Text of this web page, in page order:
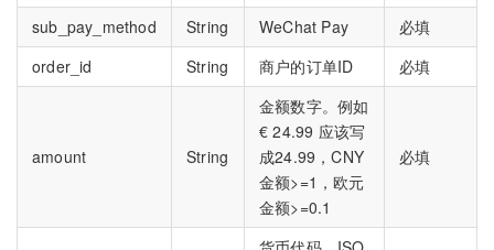
sub_pay_method
String WeChat Pay
必填
order_id
String 商户的订单ID 必填
amount String
金额数字。例如
€ 24.99 应该写
成24.99，CNY
金额>=1，欧元
金额>=0.1
必填